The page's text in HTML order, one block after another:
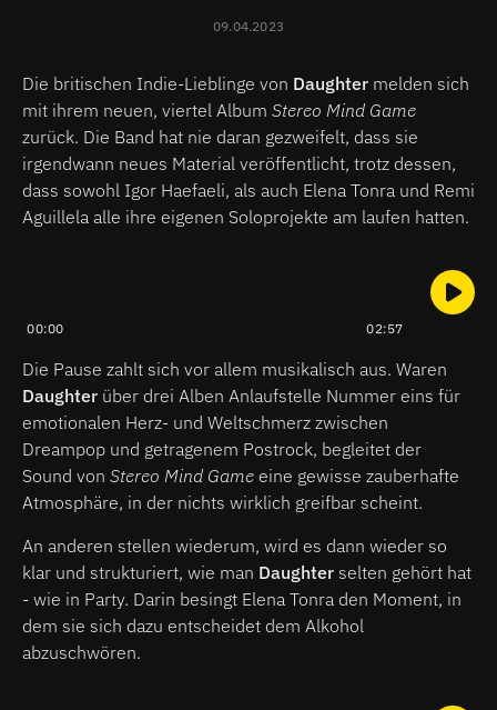
09.04.2023
Die britischen Indie-Lieblinge von Daughter melden sich
mit ihrem neuen, viertel Album Stereo Mind Game
zurück. Die Band hat nie daran gezweifelt, dass sie
irgendwann neues Material veröffentlicht, trotz dessen,
dass sowohl Igor Haefaeli, als auch Elena Tonra und Remi
Aguillela alle ihre eigenen Soloprojekte am laufen hatten.
00:00 02:57
Die Pause zahlt sich vor allem musikalisch aus. Waren
Daughter über drei Alben Anlaufstelle Nummer eins für
emotionalen Herz- und Weltschmerz zwischen
Dreampop und getragenem Postrock, begleitet der
Sound von Stereo Mind Game eine gewisse zauberhafte
Atmosphäre, in der nichts wirklich greifbar scheint.
An anderen stellen wiederum, wird es dann wieder so
klar und strukturiert, wie man Daughter selten gehört hat
- wie in Party. Darin besingt Elena Tonra den Moment, in
dem sie sich dazu entscheidet dem Alkohol
abzuschwören.